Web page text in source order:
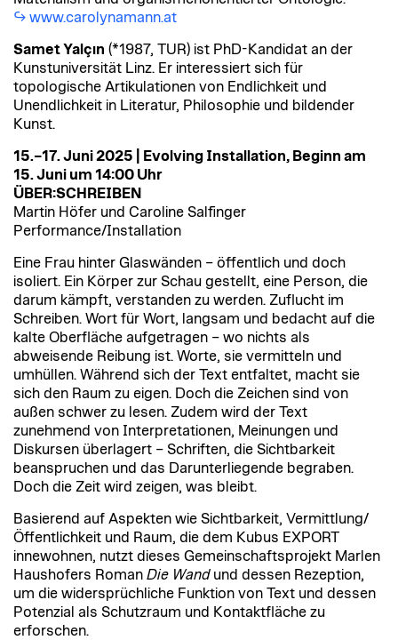
www.carolynamann.at
Samet Yalçın (*1987, TUR) ist PhD-Kandidat an der
Kunstuniversität Linz. Er interessiert sich für
topologische Artikulationen von Endlichkeit und
Unendlichkeit in Literatur, Philosophie und bildender
Kunst.
15.–17. Juni 2025 | Evolving Installation, Beginn am
15. Juni um 14:00 Uhr
ÜBER:SCHREIBEN
Martin Höfer und Caroline Salfinger
Performance/Installation
Eine Frau hinter Glaswänden – öffentlich und doch
isoliert. Ein Körper zur Schau gestellt, eine Person, die
darum kämpft, verstanden zu werden. Zuflucht im
Schreiben. Wort für Wort, langsam und bedacht auf die
kalte Oberfläche aufgetragen – wo nichts als
abweisende Reibung ist. Worte, sie vermitteln und
umhüllen. Während sich der Text entfaltet, macht sie
sich den Raum zu eigen. Doch die Zeichen sind von
außen schwer zu lesen. Zudem wird der Text
zunehmend von Interpretationen, Meinungen und
Diskursen überlagert – Schriften, die Sichtbarkeit
beanspruchen und das Darunterliegende begraben.
Doch die Zeit wird zeigen, was bleibt.
Basierend auf Aspekten wie Sichtbarkeit, Vermittlung/
Öffentlichkeit und Raum, die dem Kubus EXPORT
innewohnen, nutzt dieses Gemeinschaftsprojekt Marlen
Haushofers Roman Die Wandund dessen Rezeption,
um die widersprüchliche Funktion von Text und dessen
Potenzial als Schutzraum und Kontaktfläche zu
erforschen.